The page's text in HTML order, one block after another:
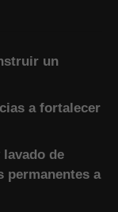
un
a fortalecer
de
permanentes a